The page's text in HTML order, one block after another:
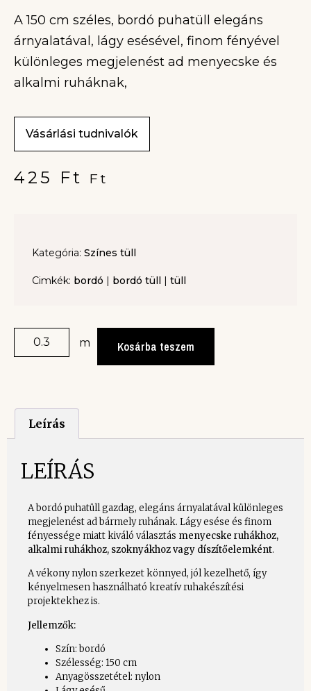
A 150 cm széles, bordó puhatüll elegáns
árnyalatával, lágy esésével, finom fényével
különleges megjelenést ad menyecske és
alkalmi ruháknak,
Vásárlási tudnivalók
425 Ft Ft
Kategória: Színes tüll
Cimkék: bordó bordó tüll tüll
m Kosárba teszem
Leírás
LEÍRÁS
A bordó puhatüll gazdag, elegáns árnyalatával különleges
megjelenést ad bármely ruhának. Lágy esése és finom
fényessége miatt kiváló választás menyecske ruhákhoz,
alkalmi ruhákhoz, szoknyákhoz vagy díszítőelemként.
A vékony nylon szerkezet könnyed, jól kezelhető, így
kényelmesen használható kreatív ruhakészítési
projektekhez is.
Jellemzők:
Szín: bordó
Szélesség: 150 cm
Anyagösszetétel: nylon